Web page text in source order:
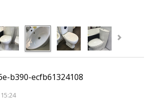
b390-ecfb61324108